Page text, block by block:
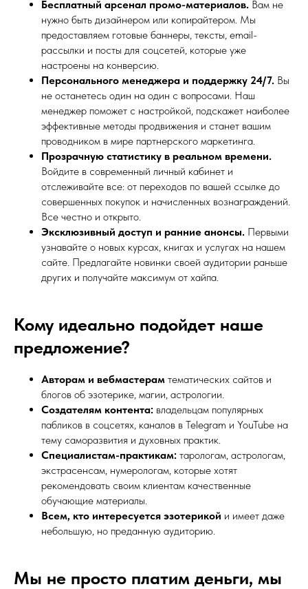
Бесплатный арсенал промо-материалов. Вам не
нужно быть дизайнером или копирайтером. Мы
предоставляем готовые баннеры, тексты, email-
рассылки и посты для соцсетей, которые уже
настроены на конверсию.
Персонального менеджера и поддержку 24/7. Вы
не останетесь один на один с вопросами. Наш
менеджер поможет с настройкой, подскажет наиболее
эффективные методы продвижения и станет вашим
проводником в мире партнерского маркетинга.
Прозрачную статистику в реальном времени.
Войдите в современный личный кабинет и
отслеживайте все: от переходов по вашей ссылке до
совершенных покупок и начисленных вознаграждений.
Все честно и открыто.
Эксклюзивный доступ и ранние анонсы. Первыми
узнавайте о новых курсах, книгах и услугах на нашем
сайте. Предлагайте новинки своей аудитории раньше
других и получайте максимум от хайпа.
Кому идеально подойдет наше
предложение?
Авторам и вебмастерам тематических сайтов и
блогов об эзотерике, магии, астрологии.
Создателям контента: владельцам популярных
пабликов в соцсетях, каналов в Telegram и YouTube на
тему саморазвития и духовных практик.
Специалистам-практикам: тарологам, астрологам,
экстрасенсам, нумерологам, которые хотят
рекомендовать своим клиентам качественные
обучающие материалы.
Всем, кто интересуется эзотерикой и имеет даже
небольшую, но преданную аудиторию.
Мы не просто платим деньги, мы